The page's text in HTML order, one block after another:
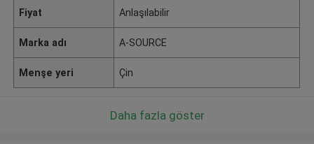
Fiyat Anlaşılabilir
Marka adı A-SOURCE
Menşe yeri Çin
Daha fazla göster